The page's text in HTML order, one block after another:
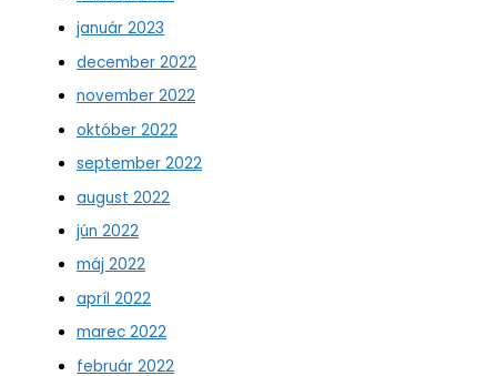
január 2023
december 2022
november 2022
október 2022
september 2022
august 2022
jún 2022
máj 2022
apríl 2022
marec 2022
február 2022